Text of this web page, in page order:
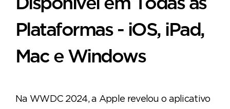
Plataformas - iOS, iPad,
Mac e Windows
Na WWDC 2024, a Apple revelou o aplicativo